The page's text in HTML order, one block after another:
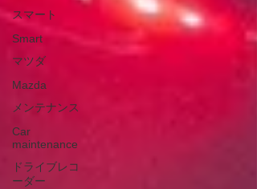
スマート
Smart
マツダ
Mazda
メンテナンス
Car
maintenance
ドライブレコ
ーダー